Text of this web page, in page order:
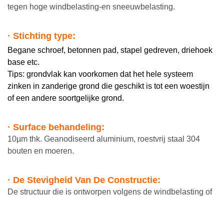
tegen hoge windbelasting-en sneeuwbelasting.
· Stichting type:
Begane schroef, betonnen pad, stapel gedreven, driehoek
base etc.
Tips: grondvlak kan voorkomen dat het hele systeem
zinken in zanderige grond die geschikt is tot een woestijn
of een andere soortgelijke grond.
· Surface behandeling:
10µm thk. Geanodiseerd aluminium, roestvrij staal 304
bouten en moeren.
· De Stevigheid Van De Constructie:
De structuur die is ontworpen volgens de windbelasting of